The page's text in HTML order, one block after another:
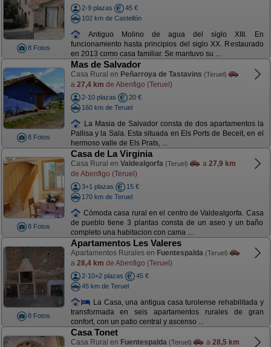
8 Fotos
2-9 plazas
45 €
102 km de Castellón
Antiguo Molino de agua del siglo XIII. En
funcionamiento hasta principios del siglo XX. Restaurado
en 2013 como casa familiar. Se mantuvo su ...
8 Fotos
Mas de Salvador
Casa Rural en Peñarroya de Tastavins (Teruel)
a 27,4 km de Abenfigo (Teruel)
2-10 plazas
20 €
160 km de Teruel
La Masia de Salvador consta de dos apartamentos la
Pallisa y la Sala. Esta situada en Els Ports de Beceit, en el
hermoso valle de Els Prats, ...
8 Fotos
Casa de La Virginia
Casa Rural en Valdealgorfa (Teruel) a 27,9 km
de Abenfigo (Teruel)
3+1 plazas
15 €
170 km de Teruel
Cómoda casa rural en el centro de Valdealgorfa. Casa
de pueblo tiene 3 plantas consta de un aseo y un baño
completo una habitacion con cama ...
8 Fotos
Apartamentos Les Valeres
Apartamentos Rurales en Fuentespalda (Teruel)
a 28,4 km de Abenfigo (Teruel)
2-10+2 plazas
45 €
45 km de Teruel
La Casa, una antigua casa turolense rehabilitada y
transformada en seis apartamentos rurales de gran
confort, con un patio central y ascenso ...
Casa Tonet
Casa Rural en Fuentespalda (Teruel) a 28,5 km